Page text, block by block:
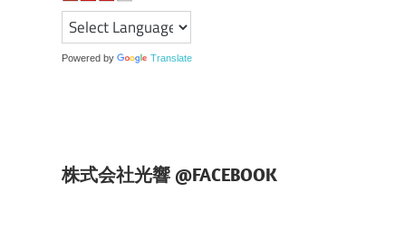
Powered by Translate
株式会社光響 @FACEBOOK